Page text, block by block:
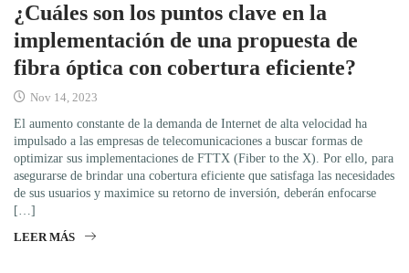
¿Cuáles son los puntos clave en la
implementación de una propuesta de
fibra óptica con cobertura eficiente?
Nov 14, 2023
El aumento constante de la demanda de Internet de alta velocidad ha
impulsado a las empresas de telecomunicaciones a buscar formas de
optimizar sus implementaciones de FTTX (Fiber to the X). Por ello, para
asegurarse de brindar una cobertura eficiente que satisfaga las necesidades
de sus usuarios y maximice su retorno de inversión, deberán enfocarse
[…]
LEER MÁS